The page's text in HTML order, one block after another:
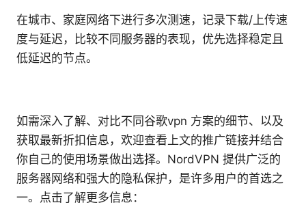
在城市、家庭网络下进行多次测速，记录下载/上传速
度与延迟，比较不同服务器的表现，优先选择稳定且
低延迟的节点。
如需深入了解、对比不同谷歌vpn 方案的细节、以及
获取最新折扣信息，欢迎查看上文的推广链接并结合
你自己的使用场景做出选择。NordVPN 提供广泛的
服务器网络和强大的隐私保护，是许多用户的首选之
一。点击了解更多信息：